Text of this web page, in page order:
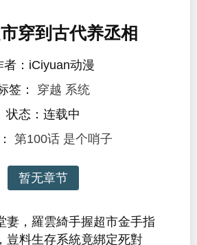
穿到古代养丞相
者：iCiyuan动漫
签： 穿越 系统
状态：连载中
第100话 是个哨子
暂无章节
妻，羅雲綺手握超市金手指
豈料生存系統竟綁定死對